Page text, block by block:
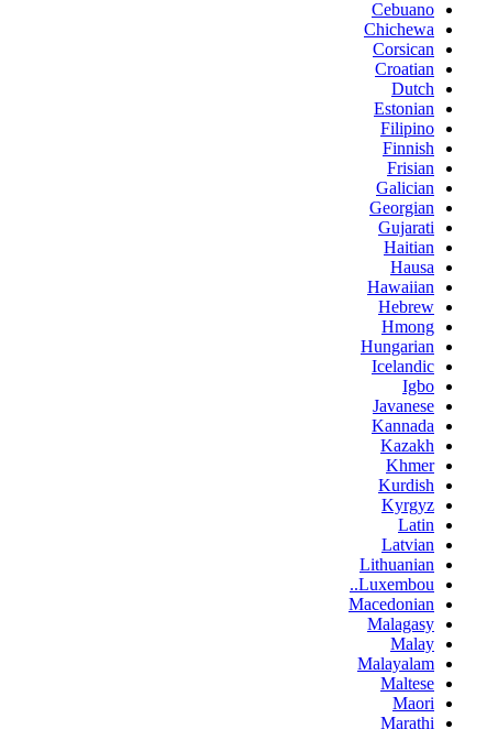
Cebuano
Chichewa
Corsican
Croatian
Dutch
Estonian
Filipino
Finnish
Frisian
Galician
Georgian
Gujarati
Haitian
Hausa
Hawaiian
Hebrew
Hmong
Hungarian
Icelandic
Igbo
Javanese
Kannada
Kazakh
Khmer
Kurdish
Kyrgyz
Latin
Latvian
Lithuanian
Luxembou..
Macedonian
Malagasy
Malay
Malayalam
Maltese
Maori
Marathi